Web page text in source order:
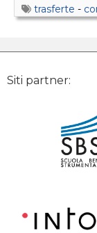
trasferte -
Siti partner: